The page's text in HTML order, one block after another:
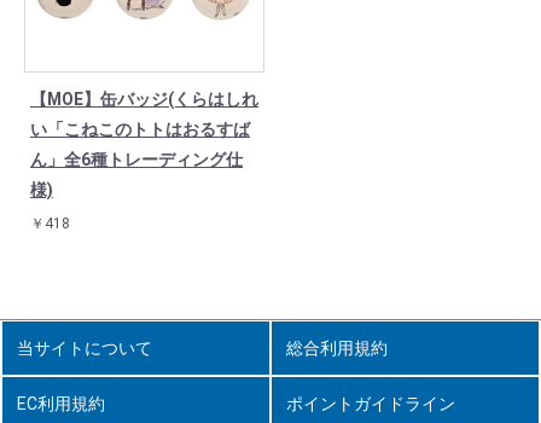
【MOE】缶バッジ(くらはしれ
い「こねこのトトはおるすば
ん」全6種トレーディング仕
様)
￥418
当サイトについて 総合利用規約
EC利用規約 ポイントガイドライン